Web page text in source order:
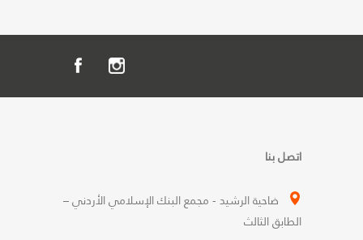
اتصل بنا
ضاحية الرشيد - مجمع البنك الإسلامي الأردني –
الطابق الثالث